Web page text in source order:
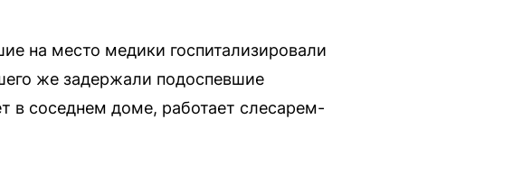
на место медики госпитализировали
же задержали подоспевшие
в соседнем доме, работает слесарем-